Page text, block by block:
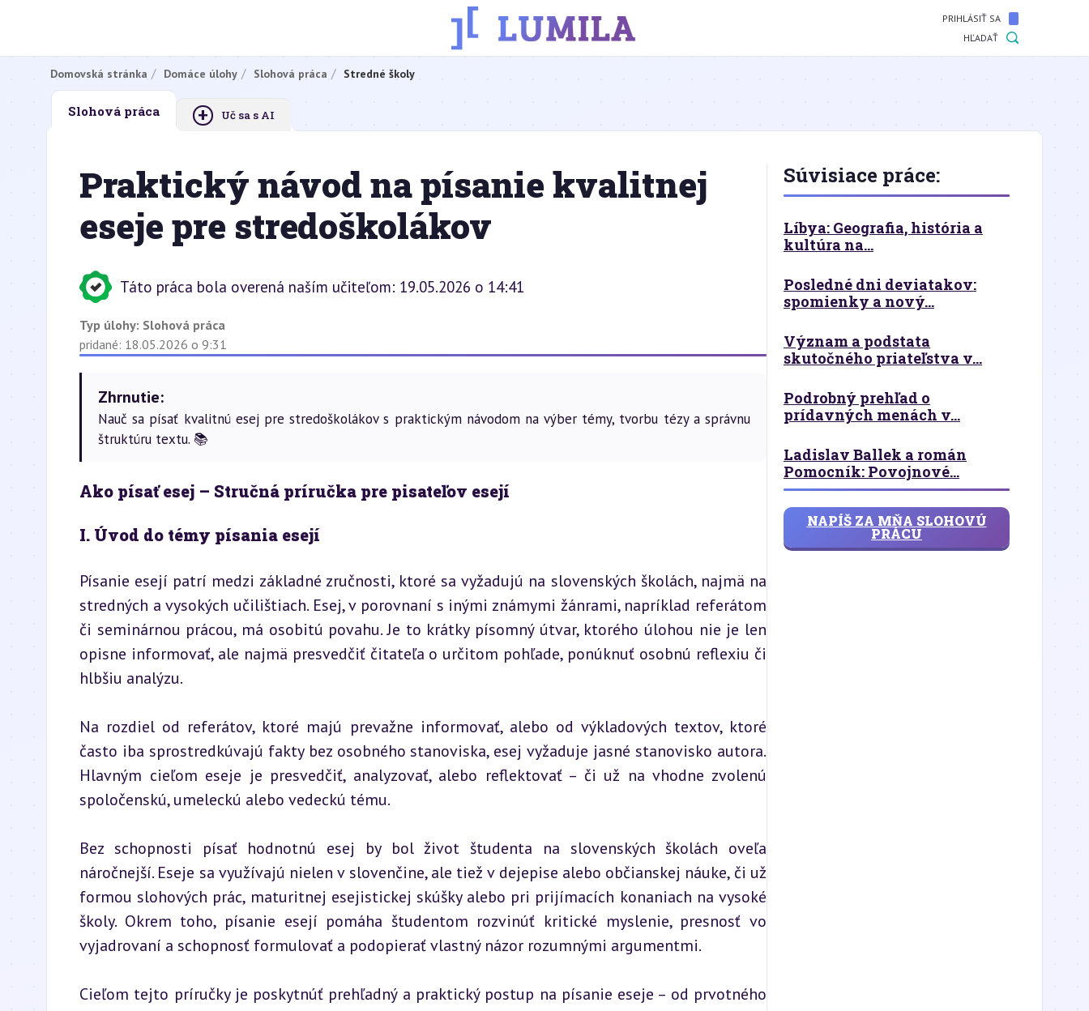
PRIHLÁSIŤ SA
HĽADAŤ
Domovská stránka Domáce úlohy Slohová práca Stredné školy
Slohová práca + Uč sa s AI
Praktický návod na písanie kvalitnej
eseje pre stredoškolákov
Táto práca bola overená naším učiteľom: 19.05.2026 o 14:41
Typ úlohy: Slohová práca
pridané: 18.05.2026 o 9:31
Zhrnutie:
Nauč sa písať kvalitnú esej pre stredoškolákov s praktickým návodom na výber témy, tvorbu tézy a správnu
štruktúru textu. 📚
Ako písať esej – Stručná príručka pre pisateľov esejí
I. Úvod do témy písania esejí
Písanie esejí patrí medzi základné zručnosti, ktoré sa vyžadujú na slovenských školách, najmä na
stredných a vysokých učilištiach. Esej, v porovnaní s inými známymi žánrami, napríklad referátom
či seminárnou prácou, má osobitú povahu. Je to krátky písomný útvar, ktorého úlohou nie je len
opisne informovať, ale najmä presvedčiť čitateľa o určitom pohľade, ponúknuť osobnú reflexiu či
hlbšiu analýzu.
Na rozdiel od referátov, ktoré majú prevažne informovať, alebo od výkladových textov, ktoré
často iba sprostredkúvajú fakty bez osobného stanoviska, esej vyžaduje jasné stanovisko autora.
Hlavným cieľom eseje je presvedčiť, analyzovať, alebo reflektovať – či už na vhodne zvolenú
spoločenskú, umeleckú alebo vedeckú tému.
Bez schopnosti písať hodnotnú esej by bol život študenta na slovenských školách oveľa
náročnejší. Eseje sa využívajú nielen v slovenčine, ale tiež v dejepise alebo občianskej náuke, či už
formou slohových prác, maturitnej esejistickej skúšky alebo pri prijímacích konaniach na vysoké
školy. Okrem toho, písanie esejí pomáha študentom rozvinúť kritické myslenie, presnosť vo
vyjadrovaní a schopnosť formulovať a podopierať vlastný názor rozumnými argumentmi.
Cieľom tejto príručky je poskytnúť prehľadný a praktický postup na písanie eseje – od prvotného
Súvisiace práce:
Líbya: Geografia, história a
kultúra na...
Posledné dni deviatakov:
spomienky a nový...
Význam a podstata
skutočného priateľstva v...
Podrobný prehľad o
prídavných menách v...
Ladislav Ballek a román
Pomocník: Povojnové...
NAPÍŠ ZA MŇA SLOHOVÚ
PRÁCU